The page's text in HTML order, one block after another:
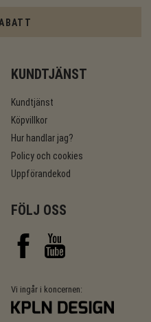
KUNDTJÄNST
Kundtjänst
Köpvillkor
Hur handlar jag?
Policy och cookies
Uppförandekod
FÖLJ OSS
Vi ingår i koncernen: